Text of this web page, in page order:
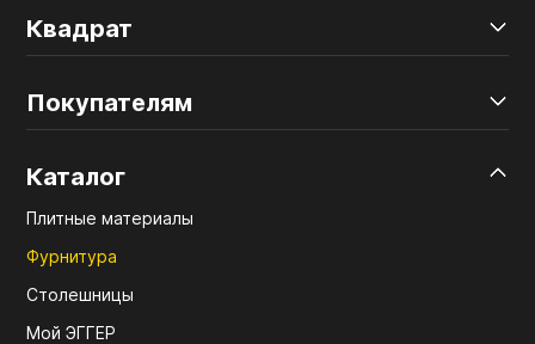
Квадрат
Покупателям
Каталог
Плитные материалы
Фурнитура
Столешницы
Мой ЭГГЕР